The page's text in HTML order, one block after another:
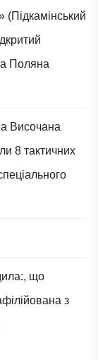
Поляна
Височана
8 тактичних
що
з